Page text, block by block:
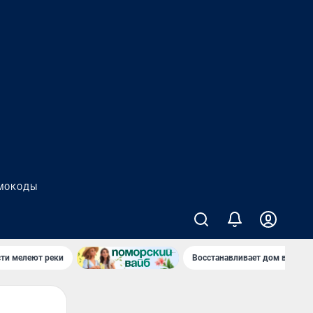
мелеют реки Восстанавливает дом в